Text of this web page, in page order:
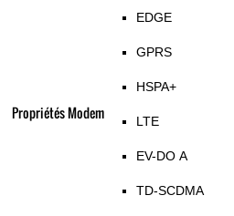
Propriétés Modem
EDGE
GPRS
HSPA+
LTE
EV-DO A
TD-SCDMA